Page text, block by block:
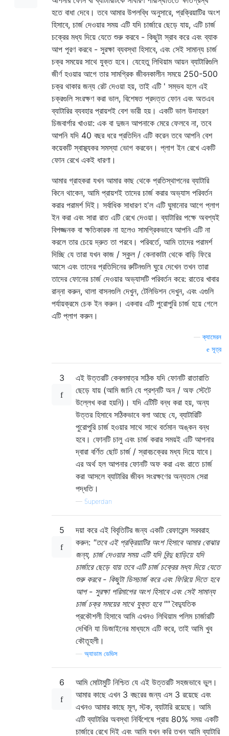
হতে বাধা দেবে। তবে আমার উপলব্ধি অনুসারে, প্রক্রিয়াটির অংশ
হিসাবে, চার্জ দেওয়ার সময় এটি যদি চার্জারে ছেড়ে যায়, এটি চার্জ
চক্রের মধ্য দিয়ে যেতে শুরু করবে - কিছুটা স্রাব করে এবং ব্যাক
আপ পূরণ করবে - সুরক্ষা ব্যবস্থা হিসাবে, এবং সেই সামান্য চার্জ
চক্র সময়ের সাথে যুক্ত হবে। যেহেতু লিথিয়াম আয়ন ব্যাটারিগুলি
জীর্ণ হওয়ার আগে তার সামগ্রিক জীবনকালীন সময়ে 250-500
চক্র থাকার জন্য রেট দেওয়া হয়, তাই এটি ' সম্ভব হলে এই
চক্রগুলি সংরক্ষণ করা ভাল, বিশেষত প্রদত্ত ফোন এবং অতএব
ব্যাটারির ব্যবহার প্রায়শই বেশ ভারী হয়। একটি ভাল উদাহরণ
চিজবার্গার খাওয়া: এক বা দুজন আপনাকে মেরে ফেলবে না, তবে
আপনি যদি 40 বছর ধরে প্রতিদিন এটি করেন তবে আপনি বেশ
কয়েকটি স্বাস্থ্যকর সমস্যা ভোগ করবেন। প্লাগ ইন রেখে একটি
ফোন রেখে একই ধারণা।
আমার গ্রাহকরা যখন আমার কাছ থেকে প্রতিস্থাপনের ব্যাটারি
কিনে থাকেন, আমি প্রায়শই তাদের চার্জ করার অভ্যাস পরিবর্তন
করার পরামর্শ দিই। সর্বাধিক সাধারণ হ'ল এটি ঘুমানোর আগে প্লাগ
ইন করা এবং সারা রাত এটি রেখে দেওয়া। ব্যাটারির পক্ষে অবশ্যই
বিপজ্জনক বা ক্ষতিকারক না হলেও সামগ্রিকভাবে আপনি এটি না
করলে তার চেয়ে দ্রুত তা পরবে। পরিবর্তে, আমি তাদের পরামর্শ
দিচ্ছি যে তারা যখন কাজ / স্কুল / কেনাকাটা থেকে বাড়ি ফিরে
আসে এবং তাদের প্রতিদিনের রুটিনগুলি ঘুরে দেখেন তখন তারা
তাদের ফোনের চার্জ দেওয়ার অভ্যাসটি পরিবর্তন করে: রাতের খাবার
রান্না করুন, থালা বাসনগুলি দেখুন, টেলিভিশন দেখুন, এবং এগুলি
পর্যায়ক্রমে চেক ইন করুন। একবার এটি পুরোপুরি চার্জ হয়ে গেলে
এটি প্লাগ করুন।
—ক্যামেরন
সূত্র
3
এই উত্তরটি কেবলমাত্র সঠিক যদি ফোনটি রাতারাতি
ছেড়ে যায় (আমি জানি যে প্রশ্নটি অন / অফ স্টেটে
উল্লেখ করা হয়নি)। যদি এটিটি বন্ধ করা হয়, অন্য
উত্তর হিসাবে সঠিকভাবে বলা আছে যে, ব্যাটারিটি
পুরোপুরি চার্জ হওয়ার সাথে সাথে বর্তমান অঙ্কন বন্ধ
হবে। ফোনটি চালু এবং চার্জ করার সময়ই এটি আপনার
দ্বারা বর্ণিত ছোট চার্জ / স্রাবচক্রের মধ্য দিয়ে যাবে।
এর অর্থ হল আপনার ফোনটি অফ করা এবং রাতে চার্জ
করা আসলে ব্যাটারির জীবন সংরক্ষণের অন্যতম সেরা
পদ্ধতি।
— 5uperdan
5
দয়া করে এই বিবৃতিটির জন্য একটি রেফারেন্স সরবরাহ
করুন: "তবে এই প্রক্রিয়াটির অংশ হিসাবে আমার বোঝার
জন্য, চার্জ দেওয়ার সময় এটি যদি বিন্দু ছাড়িয়ে যদি
চার্জারে ছেড়ে যায় তবে এটি চার্জ চক্রের মধ্য দিয়ে যেতে
শুরু করবে - কিছুটা ডিসচার্জ করে এবং ফিরিয়ে দিতে হবে
আপ - সুরক্ষা পরিমাপের অংশ হিসাবে এবং সেই সামান্য
চার্জ চক্র সময়ের সাথে যুক্ত হবে ""বৈদ্যুতিক
প্রকৌশলী হিসাবে আমি এখনও লিথিয়াম পলিম চার্জারটি
দেখিনি যা ডিজাইনের মাধ্যমে এটি করে, তাই আমি খুব
কৌতূহলী।
অ্যাডাম ডেভিস
6
আমি মোটামুটি নিশ্চিত যে এই উত্তরটি সহজভাবে ভুল।
আমার কাছে এখন 3 বছরের জন্য এস 3 রয়েছে এবং
এখনও আমার কাছে মূল, স্টক, ব্যাটারি রয়েছে। আমি
এটি ব্যাটারির অবস্থা নির্বিশেষে প্রায় 80% সময় একটি
চার্জারে রেখে দিই এবং আমি যখন করি তখন আমি ব্যাটারি